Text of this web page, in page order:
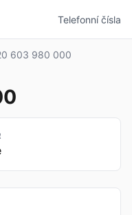
Telefonní čísla
603 980 000